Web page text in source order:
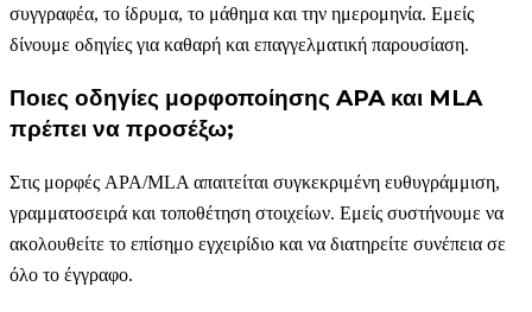
συγγραφέα, το ίδρυμα, το μάθημα και την ημερομηνία. Εμείς
δίνουμε οδηγίες για καθαρή και επαγγελματική παρουσίαση.
Ποιες οδηγίες μορφοποίησης APA και MLA
πρέπει να προσέξω;
Στις μορφές APA/MLA απαιτείται συγκεκριμένη ευθυγράμμιση,
γραμματοσειρά και τοποθέτηση στοιχείων. Εμείς συστήνουμε να
ακολουθείτε το επίσημο εγχειρίδιο και να διατηρείτε συνέπεια σε
όλο το έγγραφο.